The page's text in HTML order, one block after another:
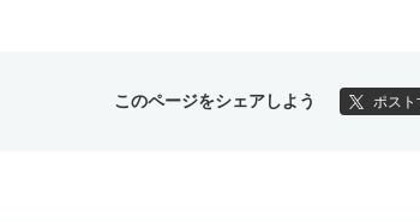
このページをシェアしよう ポスト